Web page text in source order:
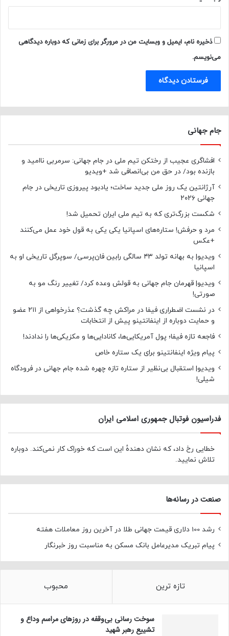
ذخیره نام، ایمیل و وبسایت من در مرورگر برای زمانی که دوباره دیدگاهی
می‌نویسم.
جام جهانی
افشاگری عجیب از رختکن تیم ملی در جام جهانی: سرمربی ناامید و
بازنده بود/ در حق من بی‌انصافی شد +ویدیو
آرژانتین یک روز ملی جدید ساخت؛ یادبود پیروزی تاریخی در جام
جهانی ۲۰۲۶
شکست بزرگ‌تری که به تیم ملی ایران تحمیل شد!
مرد و حرفش! ستاره‌های اسپانیا یکی یکی به قول خود عمل می‌کنند
+عکس
ویدیو| به بهانه تولد ۴۳ سالگی رابین فان‌پرسی/ سوپرگل تاریخی او به
اسپانیا
ویدیو| قهرمان جام جهانی به قولش وعده کرد/ تغییر رنگ مو به
صورتی!
در نشست اضطراری فیفا در مراکش چه گذشت؟ عذرخواهی از ۲۱۱ عضو
و حمایت دوباره از اینفانتینو پیش از انتخابات
فاجعه تازه فیفا؛ پول آمریکایی‌ها، کانادایی‌ها و مکزیکی‌ها را ندادند!
پیام ویژه اینفانتینو برای یک ستاره خاص
ویدیو| استقبال بی‌نظیر از ستاره تازه چهره شده جام جهانی در فرودگاه
شیلی!
فدراسیون فوتبال جمهوری اسلامی ایران
خطایی رخ داد، که نشان دهندهٔ این است که خوراک کار نمی‌کند. دوباره
تلاش نمایید.
صنعت در رسانه‌ها
رشد 100 دلاری قیمت جهانی طلا در آخرین روز معاملات هفته
پیام تبریک مدیرعامل بانک مسکن به مناسبت روز خبرنگار
تازه ترین محبوب
سوخت رسانی بی‌وقفه در روز‌های مراسم وداع و
تشییع رهبر شهید